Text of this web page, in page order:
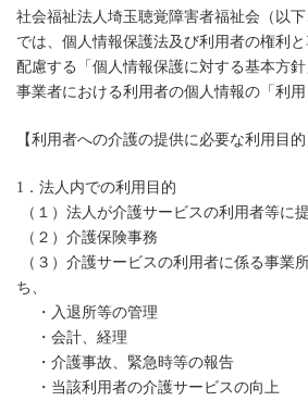
社会福祉法人埼玉聴覚障害者福祉会（以下
では、個人情報保護法及び利用者の権利
配慮する「個人情報保護に対する基本方
事業者における利用者の個人情報の「利用
【利用者への介護の提供に必要な利用目的
1．法人内での利用目的
（１）法人が介護サービスの利用者等に
（２）介護保険事務
（３）介護サービスの利用者に係る事業
ち、
・入退所等の管理
・会計、経理
・介護事故、緊急時等の報告
・当該利用者の介護サービスの向上